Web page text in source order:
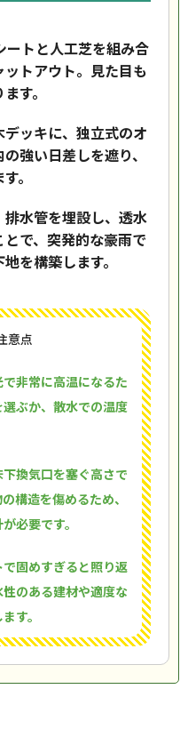
トと人工芝を組み合
トアウト。見た目も
す。
ッキに、独立式のオ
強い日差しを遮り、
。
水管を埋設し、透水
で、突発的な豪雨で
を構築します。
意点
非常に高温になるた
ぶか、散水での温度
換気口を塞ぐ高さで
構造を傷めるため、
必要です。
固めすぎると照り返
のある建材や適度な
す。